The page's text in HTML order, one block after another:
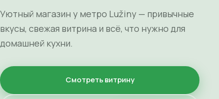
Уютный магазин у метро Lužiny — привычные
вкусы, свежая витрина и всё, что нужно для
домашней кухни.
Смотреть витрину